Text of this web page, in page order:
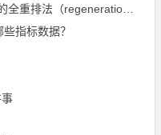
regeneration）和净改变法？
指标数据？